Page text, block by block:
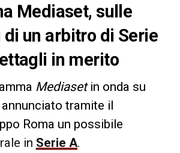
Mediaset, sulle
un arbitro di Serie
in merito
Mediasetin onda su
annunciato tramite il
Roma un possibile
in Serie A.